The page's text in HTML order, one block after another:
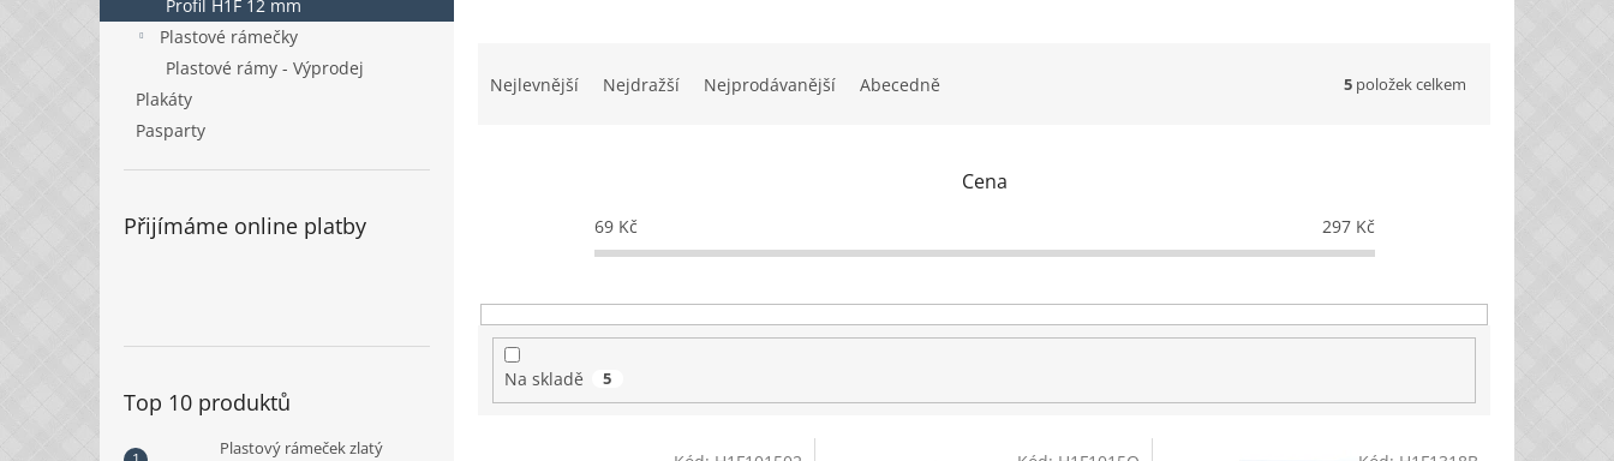
n
Profil H1F 12 mm
Plastové rámečky
Plastové rámy - Výprodej
Plakáty
Pasparty
Přijímáme online platby
Top 10 produktů
Plastový rámeček zlatý
u
Nejlevnější Nejdražší Nejprodávanější Abecedně 5 položek celkem
Cena
69Kč 297Kč
Na skladě 5